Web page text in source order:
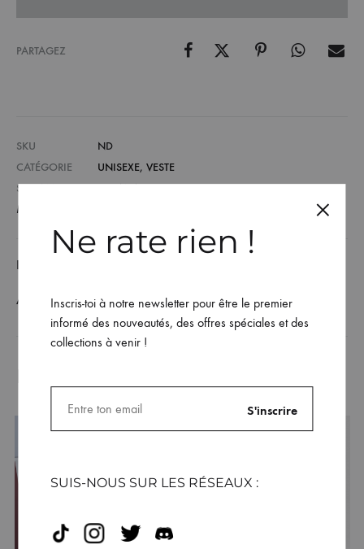
PARTAGEZ
SKU
ND
CATÉGORIE
UNISEXE, VESTE
STREAMER
ELLBANA
MARQUE :
DESCRIPTION / GUIDE DES TAILLES
AVIS (0)
Ne rate rien !
Inscris-toi à notre newsletter pour être le premier
informé des nouveautés, des offres spéciales et des
collections à venir !
SUIS-NOUS SUR LES RÉSEAUX :